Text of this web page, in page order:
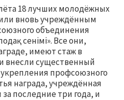
18 лучших молодёжных
вновь учреждённым
объединения
сенімі». Все они,
имеют стаж в
внесли существенный
профсоюзного
награда, учреждённая
последние три года, и